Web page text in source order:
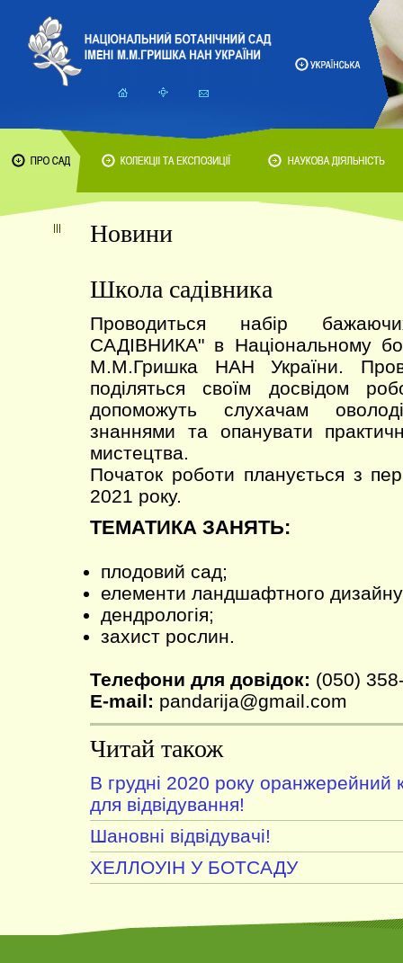
Новини
Школа садівника
Проводиться набір
САДІВНИКА" в Національному
М.М.Гришка НАН України.
поділяться своїм досвідом
допоможуть слухачам
знаннями та опанувати
мистецтва.
Початок роботи планується з
2021 року.
ТЕМАТИКА ЗАНЯТЬ:
плодовий сад;
елементи ландшафтного
дендрологія;
захист рослин.
Телефони для довідок: (050)
E-mail: pandarija@gmail.com
Читай також
В грудні 2020 року оранжерейний
для відвідування!
Шановні відвідувачі!
ХЕЛЛОУІН У БОТСАДУ